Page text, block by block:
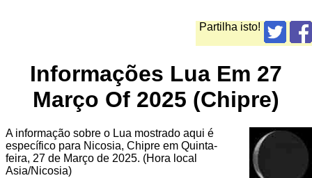
Partilha isto!
Informações Lua Em 27
Março Of 2025 (Chipre)
A informação sobre o Lua mostrado aqui é
específico para Nicosia, Chipre em Quinta-
feira, 27 de Março de 2025. (Hora local
Asia/Nicosia)